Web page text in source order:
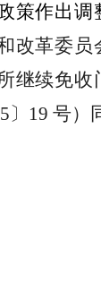
策作出调
改革委员
继续免收
5〕 19 号）